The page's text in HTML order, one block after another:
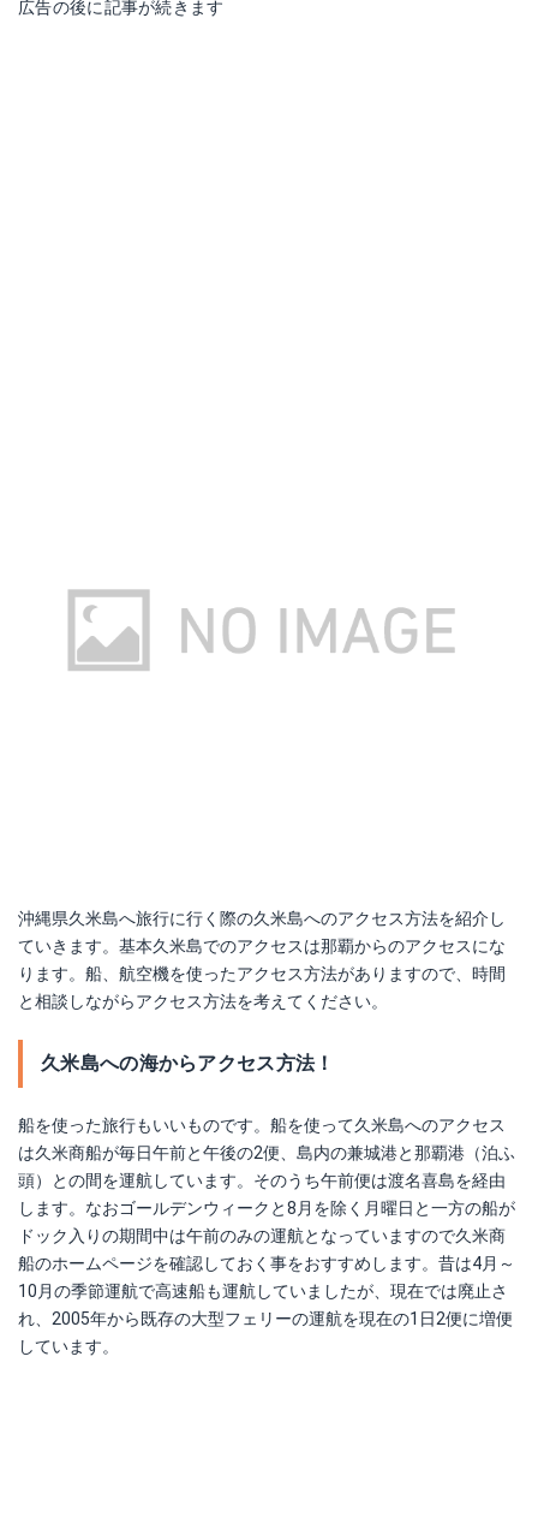
広告の後に記事が続きます
沖縄県久米島へ旅行に行く際の久米島へのアクセス方法を紹介し
ていきます。基本久米島でのアクセスは那覇からのアクセスにな
ります。船、航空機を使ったアクセス方法がありますので、時間
と相談しながらアクセス方法を考えてください。
久米島への海からアクセス方法！
船を使った旅行もいいものです。船を使って久米島へのアクセス
は久米商船が毎日午前と午後の2便、島内の兼城港と那覇港（泊ふ
頭）との間を運航しています。そのうち午前便は渡名喜島を経由
します。なおゴールデンウィークと8月を除く月曜日と一方の船が
ドック入りの期間中は午前のみの運航となっていますので久米商
船のホームページを確認しておく事をおすすめします。昔は4月～
10月の季節運航で高速船も運航していましたが、現在では廃止さ
れ、2005年から既存の大型フェリーの運航を現在の1日2便に増便
しています。